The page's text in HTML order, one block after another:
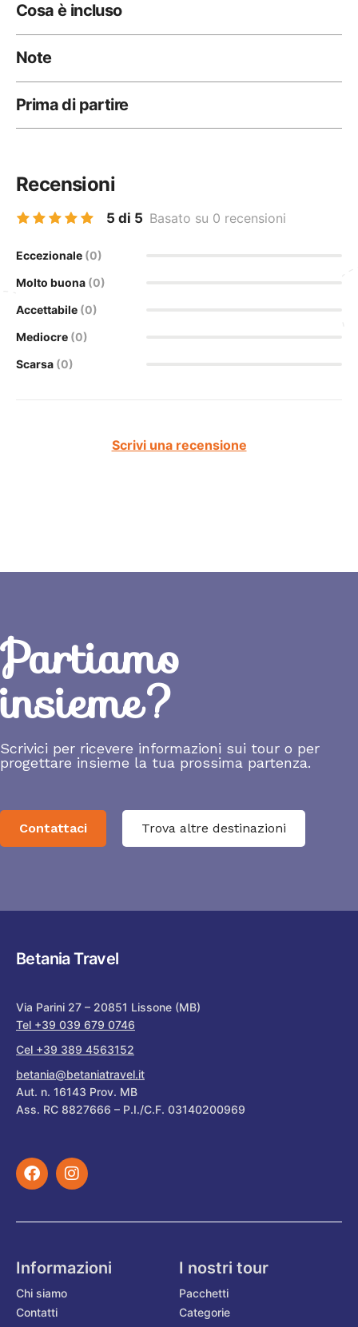
Cosa è incluso
Note
Prima di partire
Recensioni
5 di 5 Basato su 0 recensioni
Eccezionale (0)
Molto buona (0)
Accettabile (0)
Mediocre (0)
Scarsa (0)
Scrivi una recensione
Partiamo
insieme?
Scrivici per ricevere informazioni sui tour o per
progettare insieme la tua prossima partenza.
Contattaci Trova altre destinazioni
Betania Travel
Via Parini 27 – 20851 Lissone (MB)
Tel +39 039 679 0746
Cel +39 389 4563152
betania@betaniatravel.it
Aut. n. 16143 Prov. MB
Ass. RC 8827666 – P.I./C.F. 03140200969
Informazioni
Chi siamo
Contatti
I nostri tour
Pacchetti
Categorie